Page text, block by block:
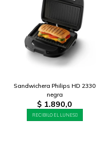
Sandwichera Philips HD 2330
negra
$ 1.890,0
RECIBILO EL LUNES